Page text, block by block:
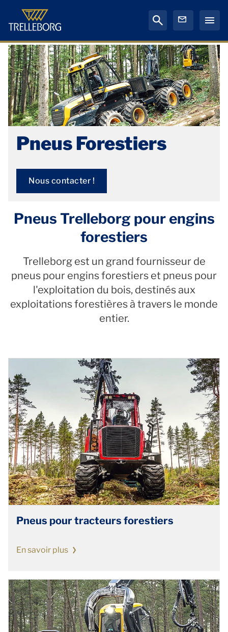
Pneus Forestiers
Nous contacter !
Pneus Trelleborg pour engins
forestiers
Trelleborg est un grand fournisseur de
pneus pour engins forestiers et pneus pour
l'exploitation du bois, destinés aux
exploitations forestières à travers le monde
entier.
Pneus pour tracteurs forestiers
En savoir plus